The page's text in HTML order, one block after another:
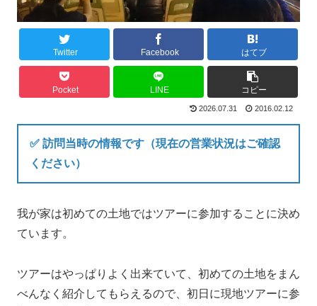
Twitter Facebook はてブ
Pocket LINE コピー
2026.07.31 2016.02.12
✅ 訪問当時の情報です（現在の営業状況はご確認
ください）
我が家は初めての土地ではツアーに参加することに決め
ています。
ツアーはやっぱりよく出来ていて、初めての土地をまん
べんなく紹介してもらえるので、初日に現地ツアーに参